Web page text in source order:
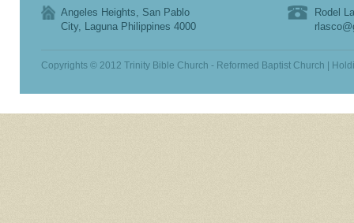
Angeles Heights, San Pablo
City, Laguna Philippines 4000
Rodel
Copyrights © 2012 Trinity Bible Church - Reformed Baptist Church |